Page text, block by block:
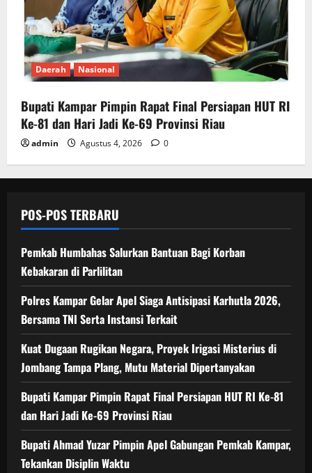
Daerah Nasional
Bupati Kampar Pimpin Rapat Final Persiapan HUT RI
Ke-81 dan Hari Jadi Ke-69 Provinsi Riau
admin Agustus 4, 2026 0
POS-POS TERBARU
Pemkab Humbahas Salurkan Bantuan Bagi Korban
Kebakaran di Parlilitan
Polres Kampar Gelar Apel Siaga Antisipasi Karhutla 2026,
Bersama TNI Serta Instansi Terkait
Kuat Dugaan Rugikan Negara, ​Proyek Irigasi Misterius di
Jombang Tampa Plang, Mutu Material Dipertanyakan
Bupati Kampar Pimpin Rapat Final Persiapan HUT RI Ke-81
dan Hari Jadi Ke-69 Provinsi Riau
Bupati Ahmad Yuzar Pimpin Apel Gabungan Pemkab Kampar,
Tekankan Disiplin Waktu